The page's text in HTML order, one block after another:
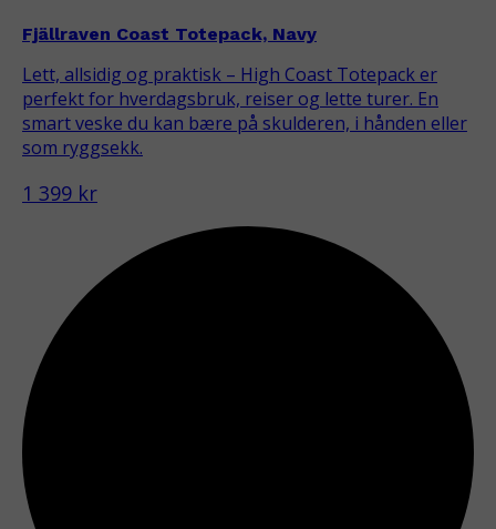
Fjällraven Coast Totepack, Navy
Lett, allsidig og praktisk – High Coast Totepack er
perfekt for hverdagsbruk, reiser og lette turer. En
smart veske du kan bære på skulderen, i hånden eller
som ryggsekk.
1 399 kr